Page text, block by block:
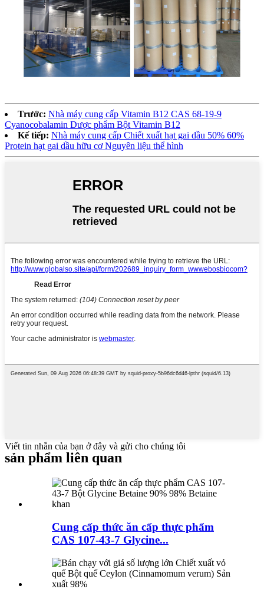
Trước: Nhà máy cung cấp Vitamin B12 CAS 68-19-9
Cyanocobalamin Dược phẩm Bột Vitamin B12
Kế tiếp: Nhà máy cung cấp Chiết xuất hạt gai dầu 50% 60%
Protein hạt gai dầu hữu cơ Nguyên liệu thể hình
Viết tin nhắn của bạn ở đây và gửi cho chúng tôi
sản phẩm liên quan
Cung cấp thức ăn cấp thực phẩm
CAS 107-43-7 Glycine...